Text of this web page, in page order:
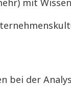
mit
bei der